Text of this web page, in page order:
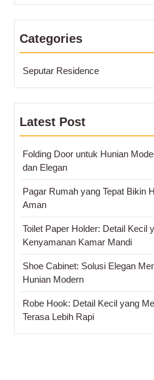
Categories
Seputar Residence
Latest Post
Folding Door untuk Hunian
dan Elegan
Pagar Rumah yang Tepat Bikin
Aman
Toilet Paper Holder: Detail Kecil
Kenyamanan Kamar Mandi
Shoe Cabinet: Solusi Elegan
Hunian Modern
Robe Hook: Detail Kecil yang
Terasa Lebih Rapi